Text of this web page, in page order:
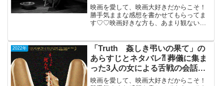
ー。
映画を愛して、映画大好きだからこそ！
勝手気ままな感想を書かせてもらってま
す♡♡映画好きな方も、あまり観ない方
分）愛犬を亡くした少年が実験的に蘇生
させた...
2022年
「Truth 姦しき弔いの果て」の
あらすじとネタバレ⁈ 葬儀に集ま
った3人の女による舌戦の会話
劇。
映画を愛して、映画大好きだからこそ！